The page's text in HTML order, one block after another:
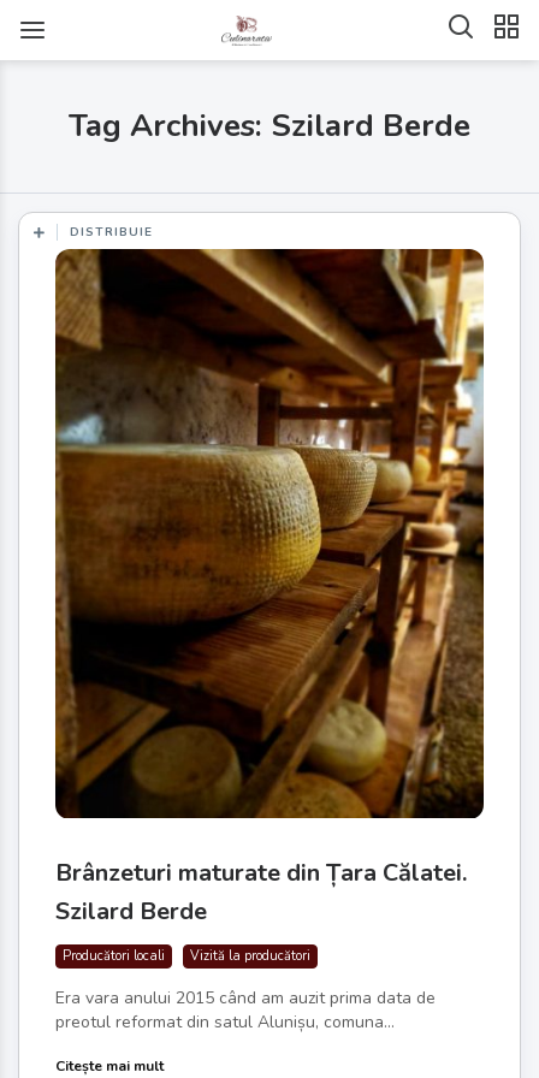
Tag Archives: Szilard Berde
DISTRIBUIE
Brânzeturi maturate din Țara Călatei.
Szilard Berde
Producători locali Vizită la producători
Era vara anului 2015 când am auzit prima data de
preotul reformat din satul Alunișu, comuna...
Citește mai mult